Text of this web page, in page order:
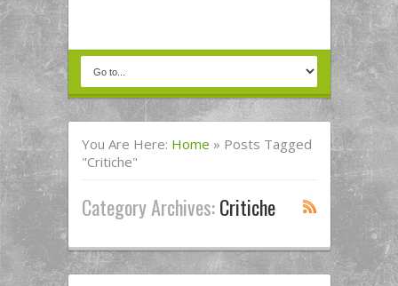
You Are Here: Home » Posts Tagged
"critiche"
Category Archives:Critiche